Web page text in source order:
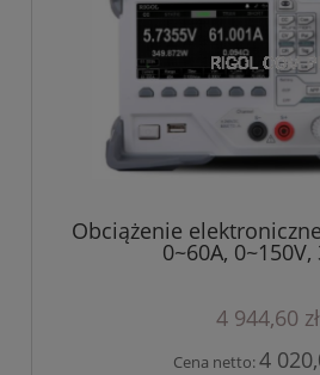
Obciążenie
0~60A, 0~150V,
4 944,60 zł
Cena netto:4